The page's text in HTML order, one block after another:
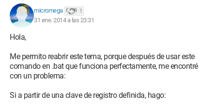
micromega 1
31 ene. 2014 a las 23:31
Hola,
Me permito reabrir este tema, porque después de usar este
comando en .bat que funciona perfectamente, me encontré
con un problema:
Si a partir de una clave de registro definida, hago: